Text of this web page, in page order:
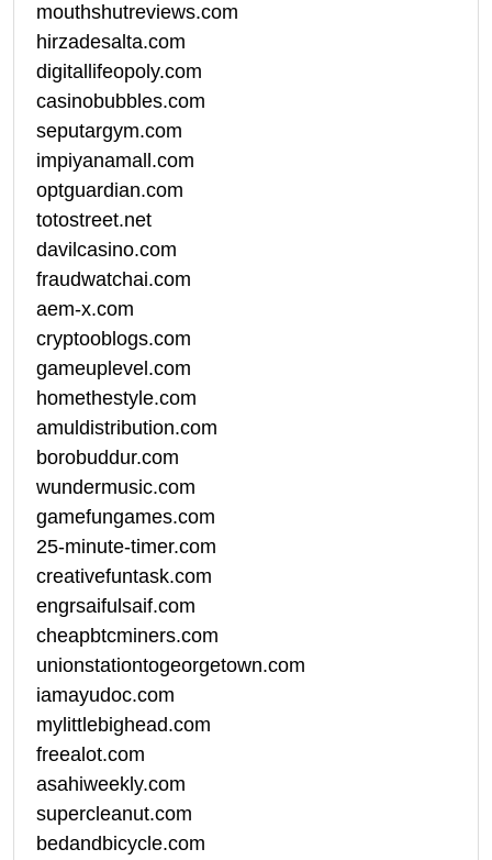
mouthshutreviews.com
hirzadesalta.com
digitallifeopoly.com
casinobubbles.com
seputargym.com
impiyanamall.com
optguardian.com
totostreet.net
davilcasino.com
fraudwatchai.com
aem-x.com
cryptooblogs.com
gameuplevel.com
homethestyle.com
amuldistribution.com
borobuddur.com
wundermusic.com
gamefungames.com
25-minute-timer.com
creativefuntask.com
engrsaifulsaif.com
cheapbtcminers.com
unionstationtogeorgetown.com
iamayudoc.com
mylittlebighead.com
freealot.com
asahiweekly.com
supercleanut.com
bedandbicycle.com